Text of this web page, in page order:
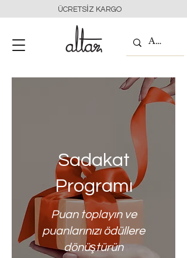
ÜCRETSİZ KARGO
Sadakat
Programı
Puan toplayın ve
puanlarınızı ödüllere
dönüştürün